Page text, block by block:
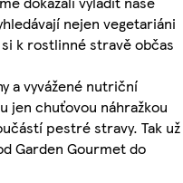
nejen vegetariáni
k rostlinné stravě občas
a vyvážené nutriční
jen chuťovou náhražkou
pestré stravy. Tak už
Garden Gourmet do